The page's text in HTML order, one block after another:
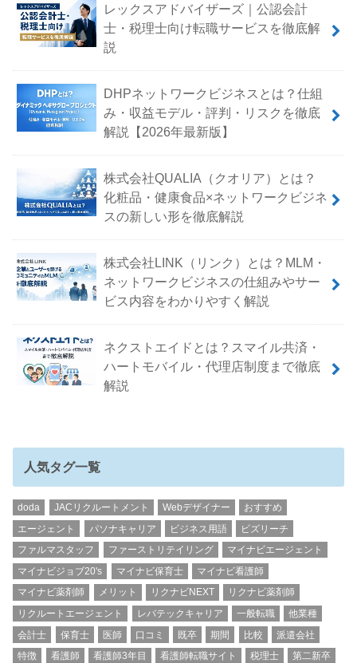
レックスアドバイザーズ｜公認会計
士・税理士向け転職サービスを徹底解
説
DHPネットワークビジネスとは？仕組
み・収益モデル・評判・リスクを徹底
解説【2026年最新版】
株式会社QUALIA（クオリア）とは？
化粧品・健康食品×ネットワークビジネ
スの新しい形を徹底解説
株式会社LINK（リンク）とは？MLM・
ネットワークビジネスの仕組みやサー
ビス内容をわかりやすく解説
ネクストエイドとは？スマイル共済・
ハートモバイル・代理店制度まで徹底
解説
人気タグ一覧
doda JACリクルートメント Webデザイナー
おすすめ
エージェント
パソナキャリア ビジネス用語
ビズリーチ
ファルマスタッフ
ファーストリテイリング
マイナビエージェント
マイナビジョブ20's
マイナビ保育士
マイナビ看護師
マイナビ薬剤師
メリット リクナビNEXT
リクナビ薬剤師
リクルートエージェント
レバテックキャリア 一般転職
他業種
会計士
保育士 医師 口コミ 既卒 期間 比較
派遣会社
特徴
看護師 看護師3年目 看護師転職サイト 税理士
第二新卒